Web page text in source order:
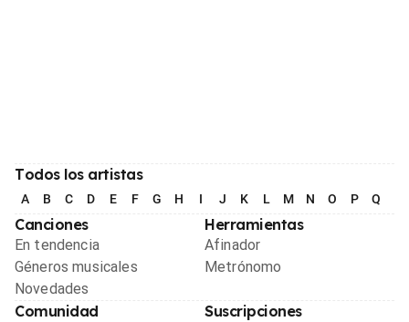
Todos los artistas
A B C D E F G H I J K L M N O P Q
Canciones
En tendencia
Géneros musicales
Novedades
Herramientas
Afinador
Metrónomo
Comunidad Suscripciones